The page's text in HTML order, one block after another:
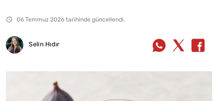
06 Temmuz 2026 tarihinde güncellendi.
Selin Hıdır